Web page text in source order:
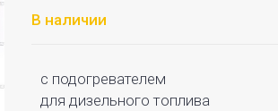
В наличии
с подогревателем
для дизельного топлива